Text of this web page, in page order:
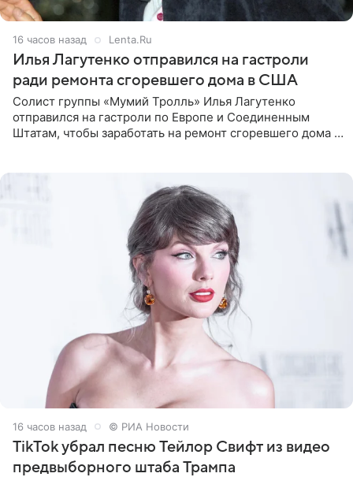
16 часов назад Lenta.Ru
Илья Лагутенко отправился на гастроли
ради ремонта сгоревшего дома в США
Солист группы «Мумий Тролль» Илья Лагутенко
отправился на гастроли по Европе и Соединенным
Штатам, чтобы заработать на ремонт сгоревшего дома в
16 часов назад © РИА Новости
TikTok убрал песню Тейлор Свифт из видео
предвыборного штаба Трампа